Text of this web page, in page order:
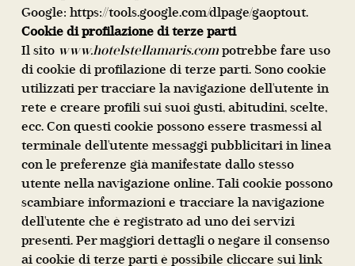
Google: https://tools.google.com/dlpage/gaoptout.
Cookie di profilazione di terze parti
Il sito www.hotelstellamaris.com potrebbe fare uso
di cookie di profilazione di terze parti. Sono cookie
utilizzati per tracciare la navigazione dell'utente in
rete e creare profili sui suoi gusti, abitudini, scelte,
ecc. Con questi cookie possono essere trasmessi al
terminale dell'utente messaggi pubblicitari in linea
con le preferenze già manifestate dallo stesso
utente nella navigazione online. Tali cookie possono
scambiare informazioni e tracciare la navigazione
dell'utente che è registrato ad uno dei servizi
presenti. Per maggiori dettagli o negare il consenso
ai cookie di terze parti è possibile cliccare sui link